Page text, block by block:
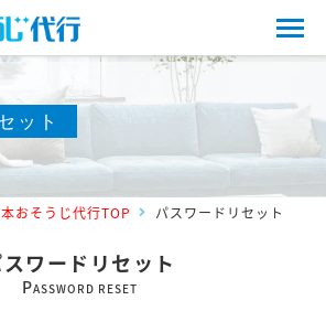
ット
おそうじ代行TOP パスワードリセット
ワードリセット
PASSWORD RESET